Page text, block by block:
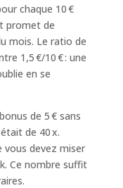
chaque 10 €
promet de
mois. Le ratio de
1,5 €/10 € : une
en se
de 5 € sans
de 40 x.
vous devez miser
Ce nombre suffit